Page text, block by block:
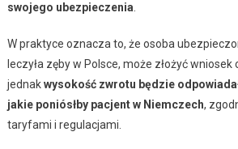
swojego ubezpieczenia
W praktyce oznacza to, że osoba
leczyła zęby w Polsce, może złożyć
jednakwysokość zwrotu będzie
jakie poniósłby pacjent w Niemczech,
taryfami i regulacjami.